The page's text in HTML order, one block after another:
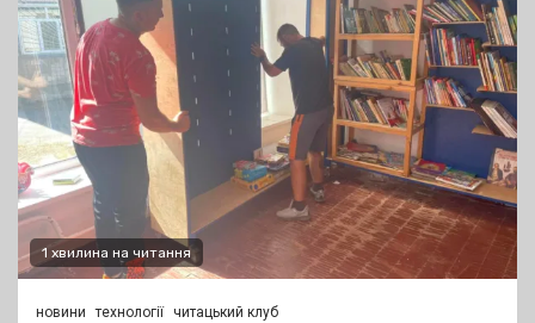
1 хвилина на читання
новини технології читацький клуб